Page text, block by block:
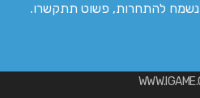
נשמח להתחרות, פשוט תתקשרו.